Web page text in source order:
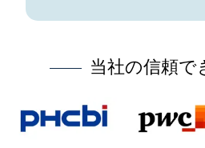
当社の信頼で